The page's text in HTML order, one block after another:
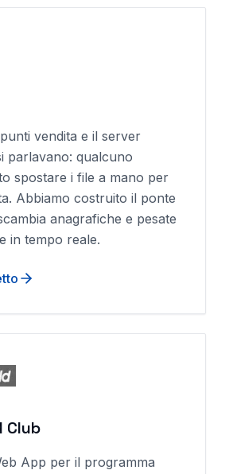
vendita e il server
parlavano: qualcuno
spostare i file a mano per
Abbiamo costruito il ponte
anagrafiche e pesate
in tempo reale.
Club
App per il programma